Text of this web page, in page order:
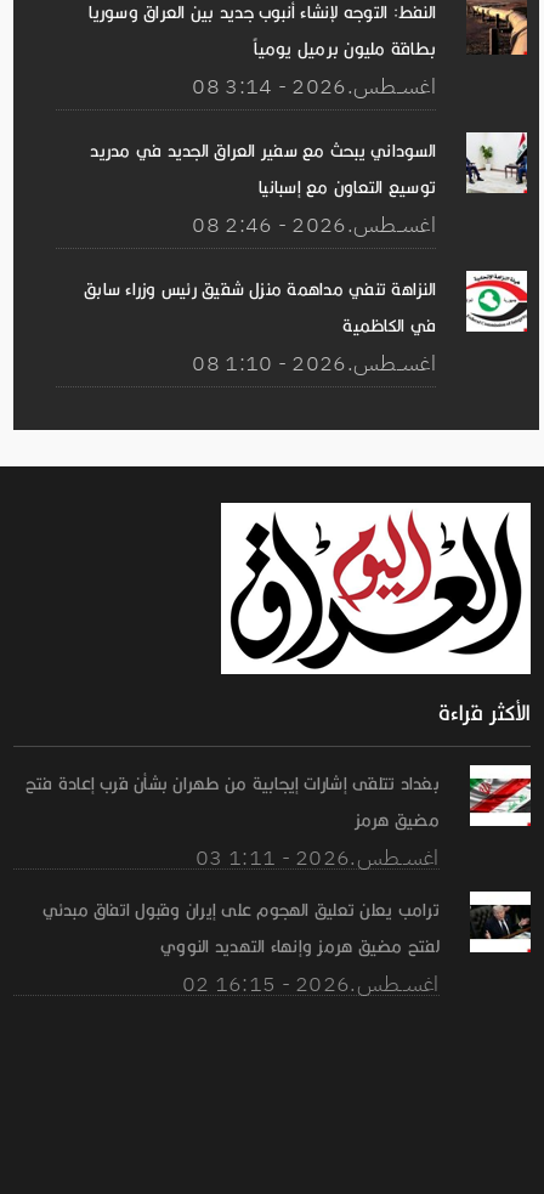
النفط: التوجه لإنشاء أنبوب جديد بين العراق وسوريا
بطاقة مليون برميل يومياً
08 اغســطس.2026 - 3:14
السوداني يبحث مع سفير العراق الجديد في مدريد
توسيع التعاون مع إسبانيا
08 اغســطس.2026 - 2:46
النزاهة تنفي مداهمة منزل شقيق رئيس وزراء سابق
في الكاظمية
08 اغســطس.2026 - 1:10
الأكثر قراءة
بغداد تتلقى إشارات إيجابية من طهران بشأن قرب إعادة فتح
مضيق هرمز
03 اغســطس.2026 - 1:11
ترامب يعلن تعليق الهجوم على إيران وقبول اتفاق مبدئي
لفتح مضيق هرمز وإنهاء التهديد النووي
02 اغســطس.2026 - 16:15